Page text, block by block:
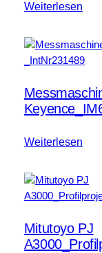
Weiterlesen
Weiterlesen
Mitutoyo PJ